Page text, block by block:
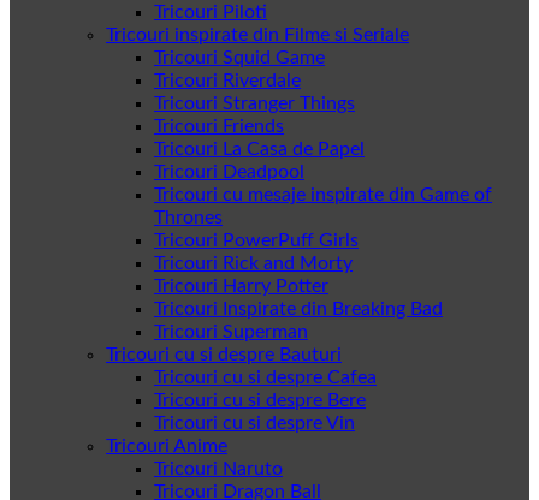
Tricouri Piloti
Tricouri inspirate din Filme si Seriale
Tricouri Squid Game
Tricouri Riverdale
Tricouri Stranger Things
Tricouri Friends
Tricouri La Casa de Papel
Tricouri Deadpool
Tricouri cu mesaje inspirate din Game of
Thrones
Tricouri PowerPuff Girls
Tricouri Rick and Morty
Tricouri Harry Potter
Tricouri Inspirate din Breaking Bad
Tricouri Superman
Tricouri cu si despre Bauturi
Tricouri cu si despre Cafea
Tricouri cu si despre Bere
Tricouri cu si despre Vin
Tricouri Anime
Tricouri Naruto
Tricouri Dragon Ball